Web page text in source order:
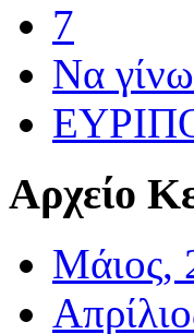
7
Να
Αρχείο
Μάιος,